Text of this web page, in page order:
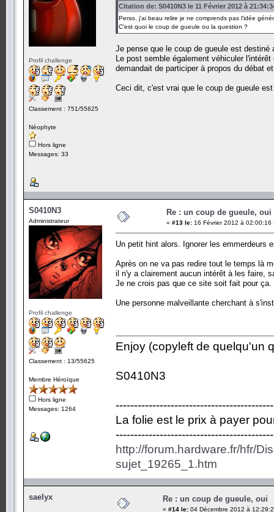
Profil challenge
Classement : 751/55625
Néophyte
Hors ligne
Messages: 33
Citation de: S0410N3 le 11 Février 2012 à
Perso, j'ai beau relire je ne comprends pas l'idée
C'est quoi le coup de gueule ou la question ?
Je pense que le coup de gueule est
Le post semble également véhiculer
demandait de participer à propos du débat
Ceci dit, c'est vrai que le coup de gueule
S0410N3
Administrateur
Profil challenge
Classement : 13/55625
Membre Héroïque
Hors ligne
Messages: 1264
Re : un coup de gueule, oui
« #13 le: 16 Février 2012 à 02:00:16
Un petit hint alors. Ignorer les emmerdeurs
Après on ne va pas redire tout le temps là
il n'y a clairement aucun intérêt à les faire,
Je ne crois pas que ce site soit fait pour ça.
Une personne malveillante cherchant à
Enjoy (copyleft de quelqu'un
S0410N3
La folie est le prix à payer
http://forum.hardware.fr/hfr/
sujet_19265_1.htm
saelyx Re : un coup de gueule, oui
« #14 le: 04 Décembre 2012 à